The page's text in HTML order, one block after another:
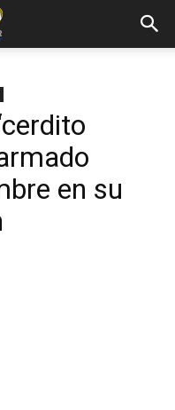
en su